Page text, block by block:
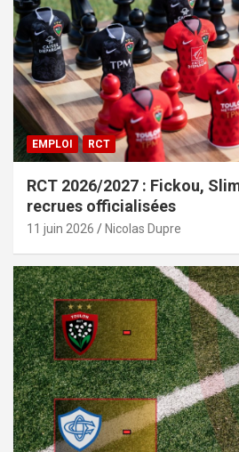
EMPLOI RCT
RCT 2026/2027 : Fickou,
recrues officialisées
11 juin 2026 Nicolas Dupre